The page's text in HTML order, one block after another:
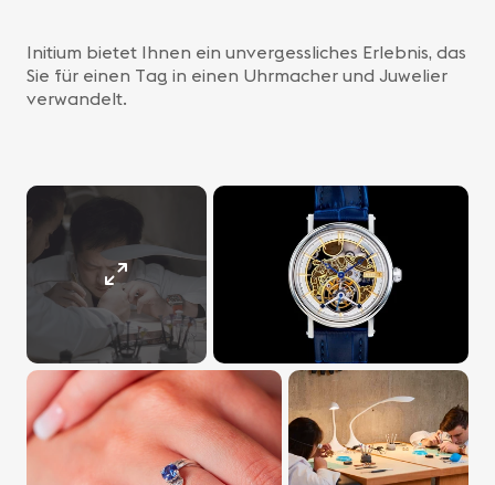
Initium bietet Ihnen ein unvergessliches Erlebnis, das
Sie für einen Tag in einen Uhrmacher und Juwelier
verwandelt.